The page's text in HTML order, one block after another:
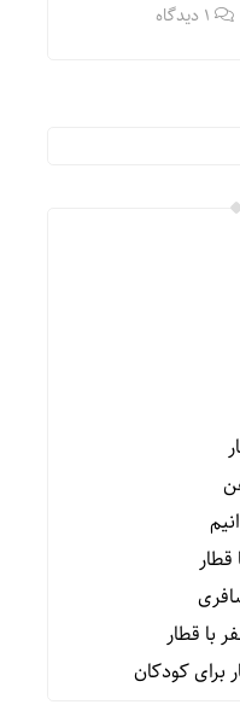
1 دیدگاه
با قطار
برای کودکان